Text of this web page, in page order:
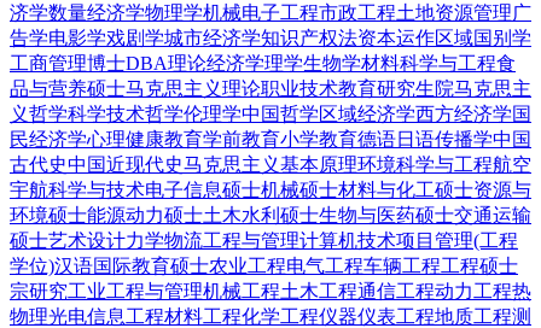
济学数量经济学物理学机械电子工程市政工程土地资源管理广
告学电影学戏剧学城市经济学知识产权法资本运作区域国别学
工商管理博士DBA理论经济学理学生物学材料科学与工程食
品与营养硕士马克思主义理论职业技术教育研究生院马克思主
义哲学科学技术哲学伦理学中国哲学区域经济学西方经济学国
民经济学心理健康教育学前教育小学教育德语日语传播学中国
古代史中国近现代史马克思主义基本原理环境科学与工程航空
宇航科学与技术电子信息硕士机械硕士材料与化工硕士资源与
环境硕士能源动力硕士土木水利硕士生物与医药硕士交通运输
硕士艺术设计力学物流工程与管理计算机技术项目管理(工程
学位)汉语国际教育硕士农业工程电气工程车辆工程工程硕士
宗研究工业工程与管理机械工程土木工程通信工程动力工程热
物理光电信息工程材料工程化学工程仪器仪表工程地质工程测